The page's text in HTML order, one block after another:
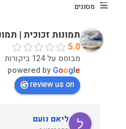
מסננים
תמונות זכוכית |
5.0
מבוסס על 124 ביקורות
powered by Google
review us on
ליאם נועם